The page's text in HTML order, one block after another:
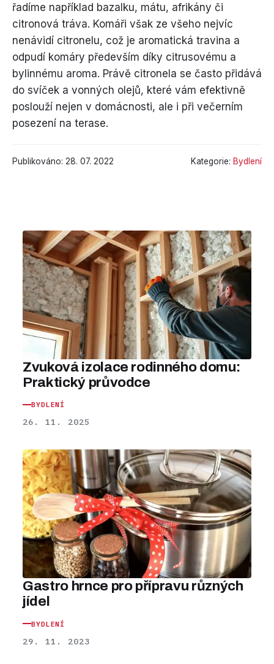
řadíme například bazalku, mátu, afrikány či
citronová tráva. Komáři však ze všeho nejvíc
nenávidí citronelu, což je aromatická travina a
odpudí komáry především díky citrusovému a
bylinnému aroma. Právě citronela se často přidává
do svíček a vonných olejů, které vám efektivně
poslouží nejen v domácnosti, ale i při večerním
posezení na terase.
Publikováno: 28. 07. 2022 Kategorie: Bydlení
Zvuková izolace rodinného domu:
Praktický průvodce
BYDLENÍ
26. 11. 2025
Gastro hrnce pro přípravu různých
jídel
BYDLENÍ
29. 11. 2023